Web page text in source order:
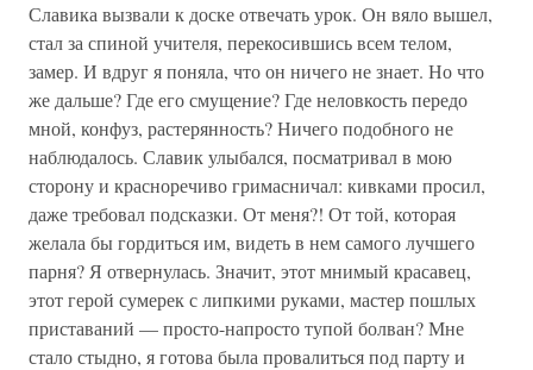
Славика вызвали к доске отвечать урок. Он вяло вышел,
стал за спиной учителя, перекосившись всем телом,
замер. И вдруг я поняла, что он ничего не знает. Но что
же дальше? Где его смущение? Где неловкость передо
мной, конфуз, растерянность? Ничего подобного не
наблюдалось. Славик улыбался, посматривал в мою
сторону и красноречиво гримасничал: кивками просил,
даже требовал подсказки. От меня?! От той, которая
желала бы гордиться им, видеть в нем самого лучшего
парня? Я отвернулась. Значит, этот мнимый красавец,
этот герой сумерек с липкими руками, мастер пошлых
приставаний — просто-напросто тупой болван? Мне
стало стыдно, я готова была провалиться под парту и